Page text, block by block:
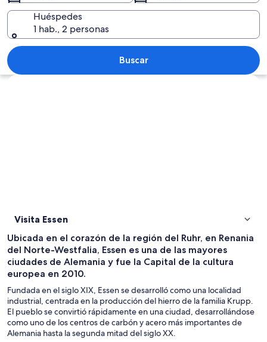
Un moderno edificio de vidrio con
Huéspedes
1 hab., 2 personas
Buscar
Explorar mapa
Visita Essen
Ubicada en el corazón de la región del Ruhr, en Renania
del Norte-Westfalia, Essen es una de las mayores
ciudades de Alemania y fue la Capital de la cultura
europea en 2010.
Fundada en el siglo XIX, Essen se desarrolló como una localidad
industrial, centrada en la producción del hierro de la familia Krupp.
El pueblo se convirtió rápidamente en una ciudad, desarrollándose
como uno de los centros de carbón y acero más importantes de
Alemania hasta la segunda mitad del siglo XX.